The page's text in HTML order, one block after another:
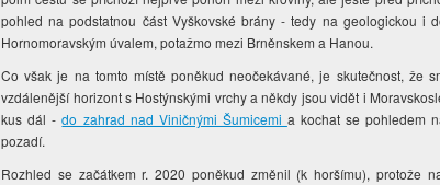
pohled na podstatnou část Vyškovské brány - tedy na geologickou i
Hornomoravským úvalem, potažmo mezi Brněnskem a Hanou.
Co však je na tomto místě poněkud neočekávané, je skutečnost, že
vzdálenější horizont s Hostýnskými vrchy a někdy jsou vidět i
kus dál -do zahrad nad Viničnými Šumicemi a kochat se pohledem
pozadí.
Rozhled se začátkem r. 2020 poněkud změnil (k horšímu), protože